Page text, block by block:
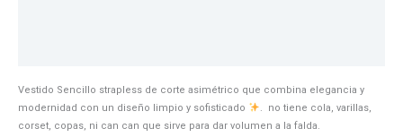
Vestido Sencillo strapless de corte asimétrico que combina elegancia y
modernidad con un diseño limpio y sofisticado
. no tiene cola, varillas,
corset, copas, ni can can que sirve para dar volumen a la falda.